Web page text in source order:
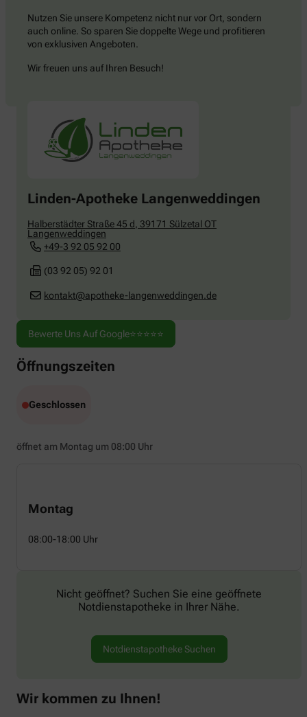
Nutzen Sie unsere Kompetenz nicht nur vor Ort, sondern
auch online. So sparen Sie doppelte Wege und profitieren
von exklusiven Angeboten.
Wir freuen uns auf Ihren Besuch!
Linden-Apotheke Langenweddingen
Halberstädter Straße 45 d 39171 Sülzetal OT
Langenweddingen
+49-3 92 05 92 00
(03 92 05) 92 01
kontakt@apotheke-langenweddingen.de
Bewerte Uns Auf Google⭐️⭐️⭐️⭐️⭐️
Öffnungszeiten
Geschlossen
öffnet am Montag um 08:00 Uhr
Montag
08:00-18:00 Uhr
Nicht geöffnet? Suchen Sie eine geöffnete
Notdienstapotheke in Ihrer Nähe.
Notdienstapotheke Suchen
Wir kommen zu Ihnen!